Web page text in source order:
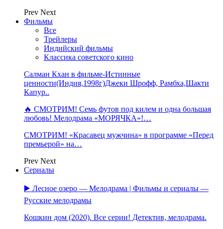
Prev Next
Фильмы
Все
Трейлеры
Индийский фильмы
Классика советского кино
Салман Кхан в фильме-Истинные
ценности(Индия,1998г)Джеки Шрофф, Рамбха,Шакти
Капур..
🔥 СМОТРИМ! Семь футов под килем и одна большая
любовь! Мелодрама «МОРЯЧКА»!…
СМОТРИМ! «Красавец мужчина» в программе «Перед
премьерой» на…
Prev Next
Сериалы
▶️ Лесное озеро — Мелодрама | Фильмы и сериалы —
Русские мелодрамы
Кошкин дом (2020). Все серии! Детектив, мелодрама.